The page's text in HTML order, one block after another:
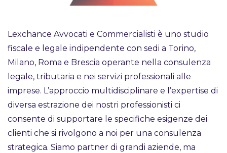
Lexchance Avvocati e Commercialisti è uno studio
fiscale e legale indipendente con sedi a Torino,
Milano, Roma e Brescia operante nella consulenza
legale, tributaria e nei servizi professionali alle
imprese. L’approccio multidisciplinare e l’expertise di
diversa estrazione dei nostri professionisti ci
consente di supportare le specifiche esigenze dei
clienti che si rivolgono a noi per una consulenza
strategica. Siamo partner di grandi aziende, ma